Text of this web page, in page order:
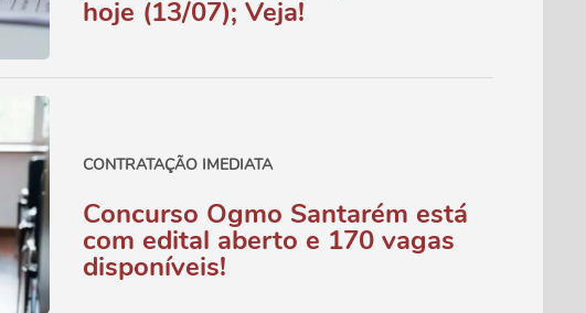
hoje (13/07); Veja!
CONTRATAÇÃO IMEDIATA
Concurso Ogmo Santarém está
com edital aberto e 170 vagas
disponíveis!